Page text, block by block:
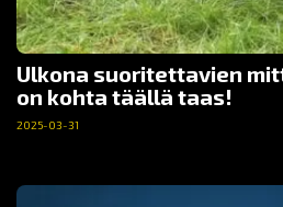
Ulkona suoritettavien
on kohta täällä taas!
2025-03-31